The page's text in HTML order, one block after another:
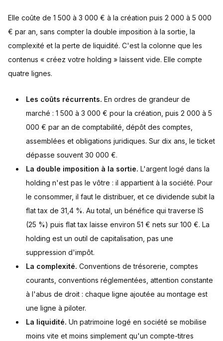
Elle coûte de 1 500 à 3 000 € à la création puis 2 000 à 5 000
€ par an, sans compter la double imposition à la sortie, la
complexité et la perte de liquidité. C'est la colonne que les
contenus « créez votre holding » laissent vide. Elle compte
quatre lignes.
Les coûts récurrents. En ordres de grandeur de
marché : 1 500 à 3 000 € pour la création, puis 2 000 à 5
000 € par an de comptabilité, dépôt des comptes,
assemblées et obligations juridiques. Sur dix ans, le ticket
dépasse souvent 30 000 €.
La double imposition à la sortie. L'argent logé dans la
holding n'est pas le vôtre : il appartient à la société. Pour
le consommer, il faut le distribuer, et ce dividende subit la
flat tax de 31,4 %. Au total, un bénéfice qui traverse IS
(25 %) puis flat tax laisse environ 51 € nets sur 100 €. La
holding est un outil de capitalisation, pas une
suppression d'impôt.
La complexité. Conventions de trésorerie, comptes
courants, conventions réglementées, attention constante
à l'abus de droit : chaque ligne ajoutée au montage est
une ligne à piloter.
La liquidité. Un patrimoine logé en société se mobilise
moins vite et moins simplement qu'un compte-titres